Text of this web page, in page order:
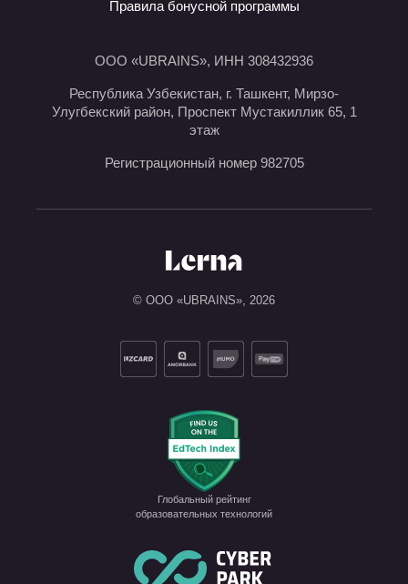
Правила бонусной программы
ООО «UBRAINS», ИНН 308432936
Республика Узбекистан, г. Ташкент, Мирзо-
Улугбекский район, Проспект Мустакиллик 65, 1
этаж
Регистрационный номер 982705
© ООО «UBRAINS», 2026
Глобальный рейтинг
образовательных технологий